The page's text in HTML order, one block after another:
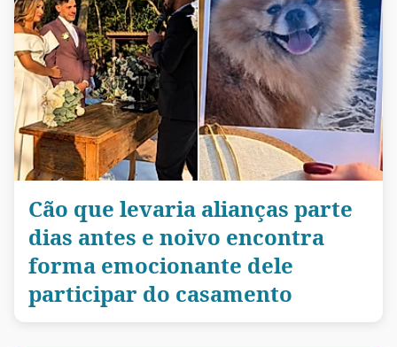
Cão que levaria alianças parte
dias antes e noivo encontra
forma emocionante dele
participar do casamento